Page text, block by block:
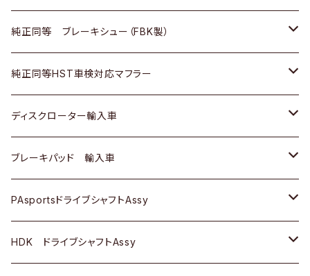
ＢＭＷ
三菱
スバル
マツダ
三菱
スバル
いすゞ
ダイハツ
マツダ
三菱
スバル
ＢＥＮＺ
日産
ダイハツ
マツダ
三菱
スバル
日産
いすゞ
ダイハツ
マツダ
三菱
スバル
ホンダ
スズキ
日産
ダイハツ
マツダ
三菱
トヨタ
ホンダ
スズキ
日産
ダイハツ
マツダ
純正同等 ブレーキシュー（FBK製）
ホンダ
スズキ
日産
ダイハツ
マツダ
純正同等HST車検対応マフラー
トヨタ
ホンダ
スズキ
日産
ディスクローター輸入車
ＡＵＤＩ
ＢＥＮＺ
ＢＭＷ
ブレーキパッド 輸入車
ＢＥＮＺ
ＢＭＷ
PAsportsドライブシャフトAssy
トヨタ
HDK ドライブシャフトAssy